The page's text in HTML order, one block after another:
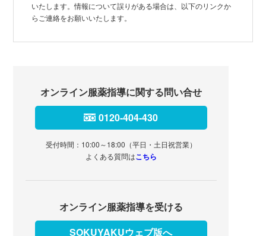
いたします。情報について誤りがある場合は、以下のリンクか
らご連絡をお願いいたします。
オンライン服薬指導に関する問い合せ
0120-404-430
受付時間：10:00～18:00（平日・土日祝営業）
よくある質問はこちら
オンライン服薬指導を受ける
SOKUYAKUウェブ版へ